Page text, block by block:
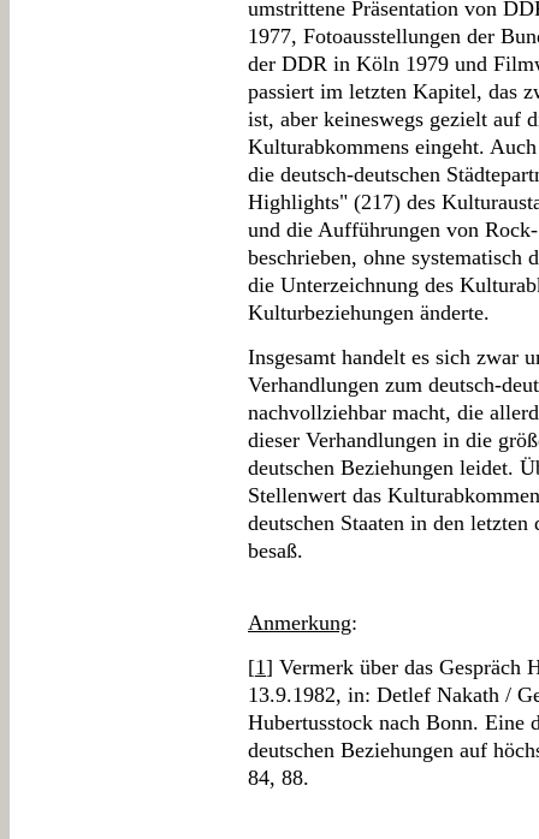
umstrittene Präsentation von
1977, Fotoausstellungen der
der DDR in Köln 1979 und
passiert im letzten Kapitel, das
ist, aber keineswegs gezielt auf
Kulturabkommens eingeht.
die deutsch-deutschen
Highlights" (217) des
und die Aufführungen von
beschrieben, ohne systematisch
die Unterzeichnung des
Kulturbeziehungen änderte.
Insgesamt handelt es sich zwar
Verhandlungen zum deutsch-
nachvollziehbar macht, die
dieser Verhandlungen in die
deutschen Beziehungen leidet.
Stellenwert das
deutschen Staaten in den
besaß.
Anmerkung:
[1] Vermerk über das Gespräch
13.9.1982, in: Detlef Nakath /
Hubertusstock nach Bonn. Eine
deutschen Beziehungen auf
84, 88.